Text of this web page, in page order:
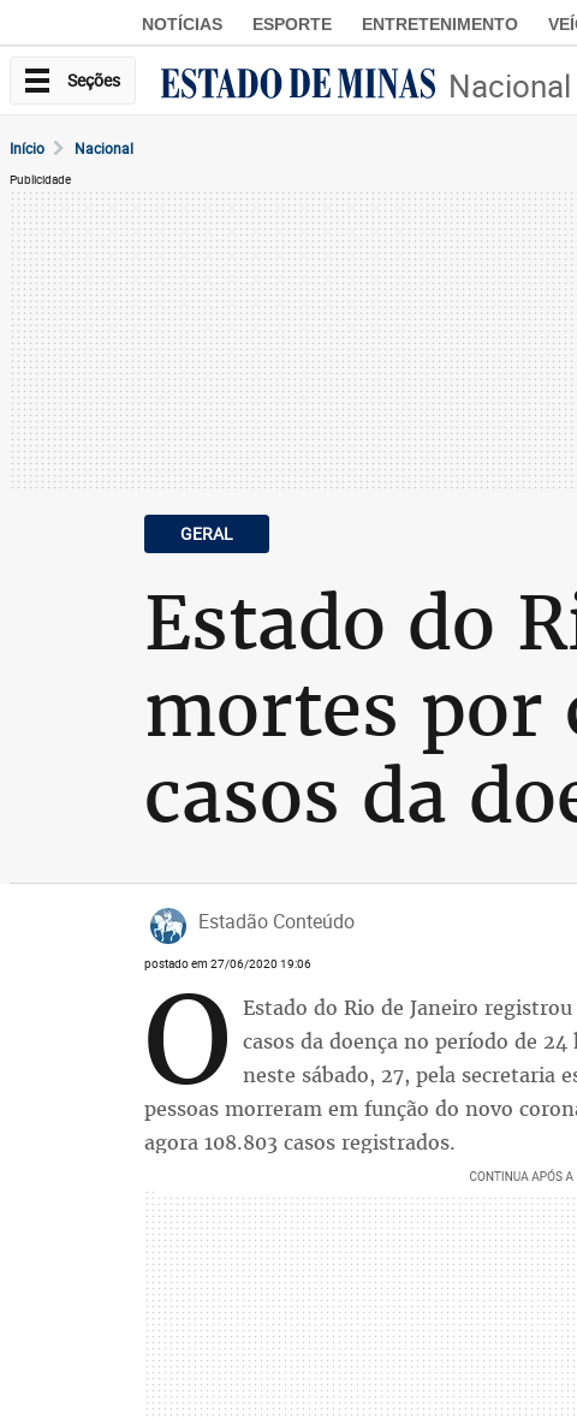
NOTÍCIAS ESPORTE ENTRETENIMENTO
Seções Nacional
Início Nacional
Publicidade
GERAL
Estado do
mortes por
casos da
Estadão Conteúdo
postado em 27/06/2020 19:06
O Estado do Rio de Janeiro
casos da doença no período de
neste sábado, 27, pela secretaria
pessoas morreram em função do novo
agora 108.803 casos registrados.